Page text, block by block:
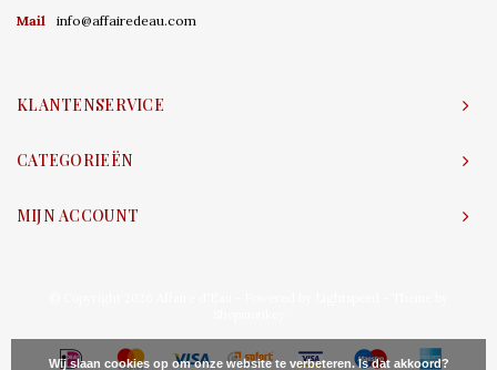
Mail
info@affairedeau.com
KLANTENSERVICE
CATEGORIEËN
MIJN ACCOUNT
Wij slaan cookies op om onze website te verbeteren. Is dat akkoord?